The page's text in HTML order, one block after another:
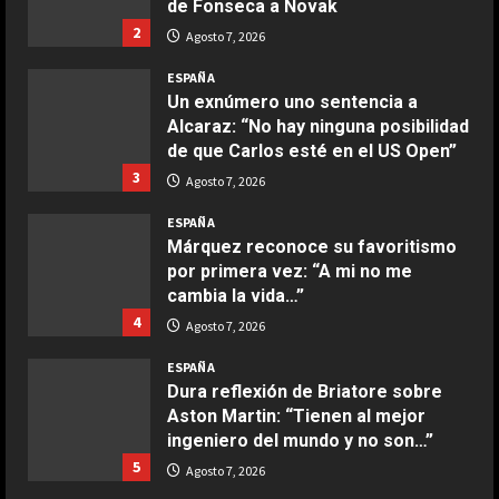
2
de Fonseca a Novak
Agosto 7, 2026
3
ESPAÑA
Un exnúmero uno sentencia a
Alcaraz: “No hay ninguna posibilidad
de que Carlos esté en el US Open”
Agosto 7, 2026
4
ESPAÑA
Márquez reconoce su favoritismo
por primera vez: “A mi no me
cambia la vida…”
Agosto 7, 2026
5
ESPAÑA
Dura reflexión de Briatore sobre
Aston Martin: “Tienen al mejor
ingeniero del mundo y no son…”
Agosto 7, 2026
COCINA
Boquerones fritos en freidora de
aire
Aprile 24, 2026
Buñuelos de alcachofas
Aprile 5, 2026
Ternera guisada con senderuelas
COCINA